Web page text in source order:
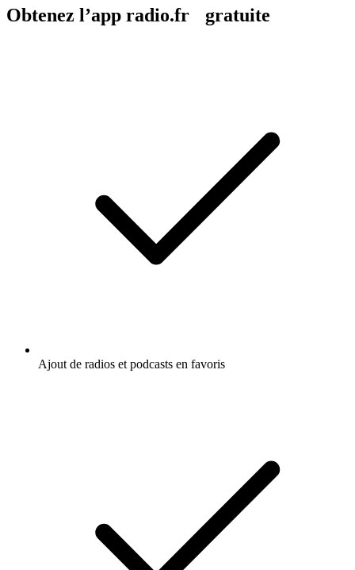
Obtenez l’app radio.fr gratuite
Ajout de radios et podcasts en favoris